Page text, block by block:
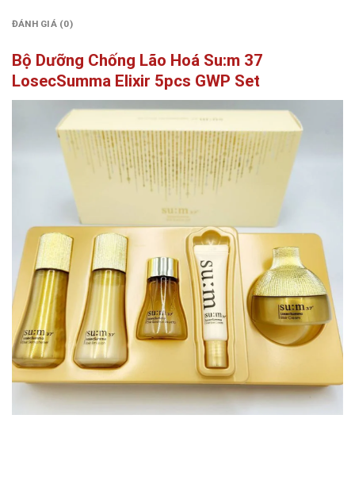
ĐÁNH GIÁ (0)
Bộ Dưỡng Chống Lão Hoá Su:m 37
LosecSumma Elixir 5pcs GWP Set